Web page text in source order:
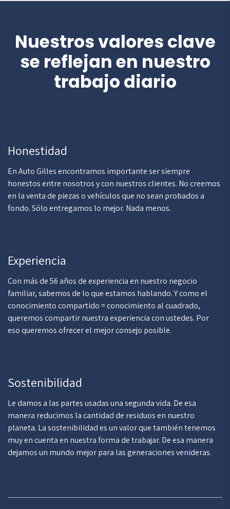
Nuestros valores clave
se reflejan en nuestro
trabajo diario
Honestidad
En Auto Gilles encontramos importante ser siempre
honestos entre nosotros y con nuestros clientes. No creemos
en la venta de piezas o vehículos que no sean probados a
fondo. Sólo entregamos lo mejor. Nada menos.
Experiencia
Con más de 56 años de experiencia en nuestro negocio
familiar, sabemos de lo que estamos hablando. Y como el
conocimiento compartido = conocimiento al cuadrado,
queremos compartir nuestra experiencia con ustedes. Por
eso queremos ofrecer el mejor consejo posible.
Sostenibilidad
Le damos a las partes usadas una segunda vida. De esa
manera reducimos la cantidad de residuos en nuestro
planeta. La sostenibilidad es un valor que también tenemos
muy en cuenta en nuestra forma de trabajar. De esa manera
dejamos un mundo mejor para las generaciones venideras.